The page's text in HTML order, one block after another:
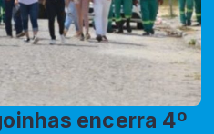
encerra 4º